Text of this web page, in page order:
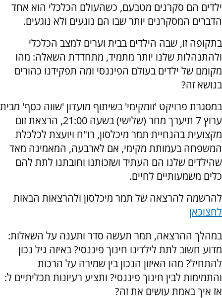
ילדים הם סקרנים מטבעם, כשהעולם הכלכלי הוא אחד
הדברים המסקרנים יותר שבו הם נוגעים ולא נוגעים.
בתקופה זו, שבה הילדים בבית וערים למצב הכלכלי
ולהתנהלות שלנו יותר מתמיד, מתחדדת השאלה: מהו
מקומם של ילדים בעולם הפיננסי ומה תפקידנו כהורים
בנושא זה?
במסגרת פרויקט 'זומקימי' בשיתוף מועדון 'שווה כסף' מבית
ערוץ 7 תיערך מחר (שלישי) בשעה 21:00, הרצאת זום
מקצועית בהנחיית תמר מיכלסון, רו"ח ויועצת לכלכלת
המשפחה בעמותת מקימי, אם לארבעה, המאמינה מאד
שהילדים שלנו הם העתיד ושזכותנו וחובתנו לתת להם
כלים משמעותיים לחיים.
להרשמה להרצאה של תמר מיכלסון ולהרצאות הבאות
לחצוכאן
במהלך ההרצאה, תמר תעשה סדר ותענה על השאלות:
מדוע חשוב לתת לילדינו חינוך פיננסי? באיזה גיל נכון
להתחיל? מהו האיזון הנכון בין שמירה על הרכות
והתמימות לבין חינוך פיננסי? ותציע רעיונות תכליתיים ל:
אז איך באמת עושים את זה?